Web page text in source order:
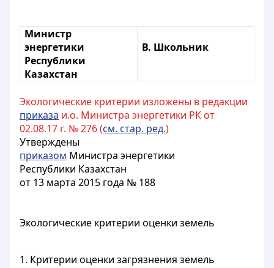
Министр
энергетики
Республики
Казахстан
В. Школьник
Экологические критерии изложены в редакции
приказа и.о. Министра энергетики РК от
02.08.17 г. № 276 (см. стар. ред.)
Утверждены
приказом Министра энергетики
Республики Казахстан
от 13 марта 2015 года № 188
Экологические критерии оценки земель
1. Критерии оценки загрязнения земель